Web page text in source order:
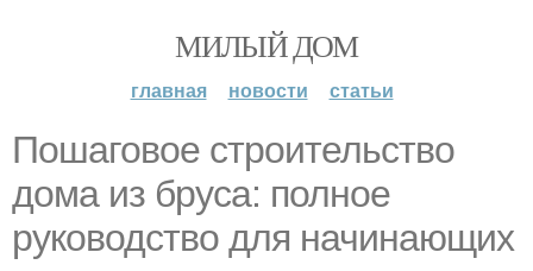
МИЛЫЙ ДОМ
главная новости статьи
Пошаговое строительство
дома из бруса: полное
руководство для начинающих